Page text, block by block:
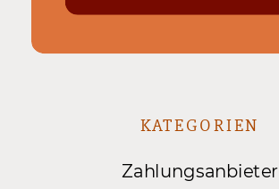
Zahlungsanbieter
KATEGORIEN